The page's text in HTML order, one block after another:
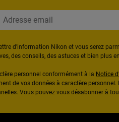
d'information Nikon et vous serez
des conseils, des astuces et bien
personnel conformément à la Notice
de vos données à caractère
Vous pouvez vous désabonner à